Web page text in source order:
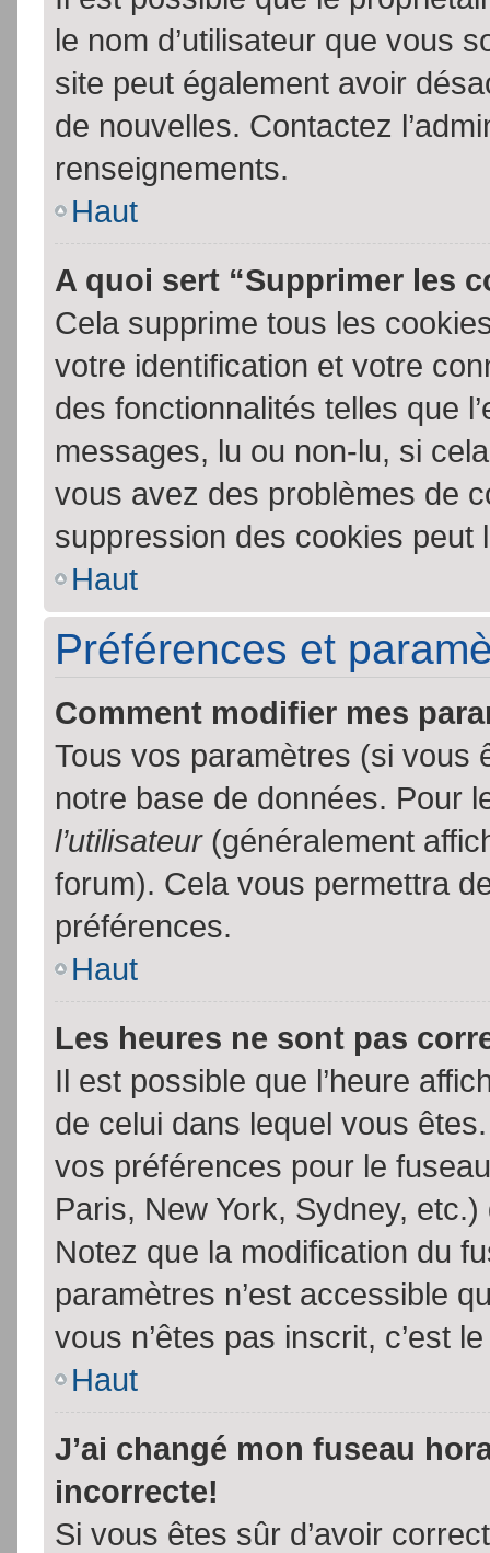
le nom d’utilisateur que vous
site peut également avoir
de nouvelles. Contactez
renseignements.
Haut
A quoi sert “Supprimer les
Cela supprime tous les
votre identification et votre
des fonctionnalités telles que
messages, lu ou non-lu, si
vous avez des problèmes de
suppression des cookies peut
Haut
Préférences et
Comment modifier mes
Tous vos paramètres (si vous
notre base de données. Pour
l’utilisateur(généralement
forum). Cela vous permettra
préférences.
Haut
Les heures ne sont pas
Il est possible que l’heure
de celui dans lequel vous
vos préférences pour le
Paris, New York, Sydney,
Notez que la modification du
paramètres n’est accessible
vous n’êtes pas inscrit, c’est
Haut
J’ai changé mon fuseau
incorrecte!
Si vous êtes sûr d’avoir